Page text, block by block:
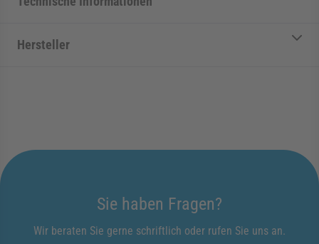
Hersteller
Sie haben Fragen?
Wir beraten Sie gerne schriftlich oder rufen Sie uns an.